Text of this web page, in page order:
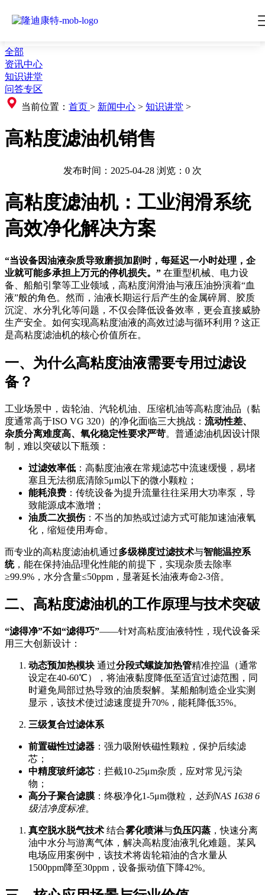
全部
资讯中心
知识讲堂
问答专区
当前位置： 首页 > 新闻中心 > 知识讲堂 >
高粘度滤油机销售
发布时间：2025-04-28 浏览： 0 次
高粘度滤油机：工业润滑系统
高效净化解决方案
“当设备因油液杂质导致磨损加剧时，每延迟一小时处理，企
业就可能多承担上万元的停机损失。” 在重型机械、电力设
备、船舶引擎等工业领域，高粘度润滑油与液压油扮演着“血
液”般的角色。然而，油液长期运行后产生的金属碎屑、胶质
沉淀、水分乳化等问题，不仅会降低设备效率，更会直接威胁
生产安全。如何实现高粘度油液的高效过滤与循环利用？这正
是高粘度滤油机的核心价值所在。
一、为什么高粘度油液需要专用过滤设
备？
工业场景中，齿轮油、汽轮机油、压缩机油等高粘度油品（黏
度通常高于ISO VG 320）的净化面临三大挑战： 流动性差、
杂质分离难度高、氧化稳定性要求严苛。普通滤油机因设计限
制，难以突破以下瓶颈：
过滤效率低 ：高黏度油液在常规滤芯中流速缓慢，易堵
塞且无法彻底清除5μm以下的微小颗粒；
能耗浪费 ：传统设备为提升流量往往采用大功率泵，导
致能源成本激增；
油质二次损伤：不当的加热或过滤方式可能加速油液氧
化，缩短使用寿命。
而专业的高粘度滤油机通过多级梯度过滤技术与智能温控系
统，能在保持油品理化性能的前提下，实现杂质去除率
≥99.9%，水分含量≤50ppm，显著延长油液寿命2-3倍。
二、高粘度滤油机的工作原理与技术突破
“滤得净”不如“滤得巧”——针对高粘度油液特性，现代设备采
用三大创新设计：
动态预加热模块 通过分段式螺旋加热管精准控温（通常
设定在40-60℃），将油液黏度降低至适宜过滤范围，同
时避免局部过热导致的油质裂解。某船舶制造企业实测
显示，该技术使过滤速度提升70%，能耗降低35%。
三级复合过滤体系
前置磁性过滤器 ：强力吸附铁磁性颗粒，保护后续滤
芯；
中精度玻纤滤芯 ：拦截10-25μm杂质，应对常见污染
物；
高分子聚合滤膜 ：终极净化1-5μm微粒， 达到NAS 1638 6
级洁净度标准。
真空脱水脱气技术 结合雾化喷淋与负压闪蒸 ，快速分离
油中水分与游离气体，解决高粘度油液乳化难题。某风
电场应用案例中，该技术将齿轮箱油的含水量从
1500ppm降至30ppm，设备振动值下降42%。